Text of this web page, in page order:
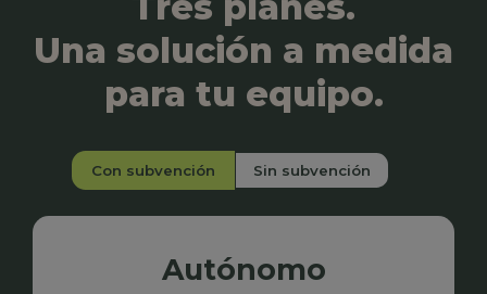
Una solución a medida
para tu equipo.
Con subvención Sin subvención
Autónomo